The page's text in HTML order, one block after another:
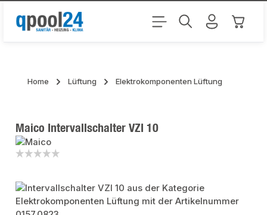
Zum Hauptinhalt springen
Home Lüftung Elektrokomponenten Lüftung
Maico Intervallschalter VZI 10
Bildergalerie überspringen